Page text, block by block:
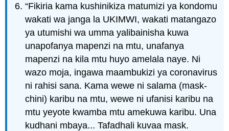
“Fikiria kama kushinikiza matumizi ya kondomu
wakati wa janga la UKIMWI, wakati matangazo
ya utumishi wa umma yalibainisha kuwa
unapofanya mapenzi na mtu, unafanya
mapenzi na kila mtu huyo amelala naye. Ni
wazo moja, ingawa maambukizi ya coronavirus
ni rahisi sana. Kama wewe ni salama (mask-
chini) karibu na mtu, wewe ni ufanisi karibu na
mtu yeyote kwamba mtu amekuwa karibu. Una
kudhani mbaya... Tafadhali kuvaa mask.